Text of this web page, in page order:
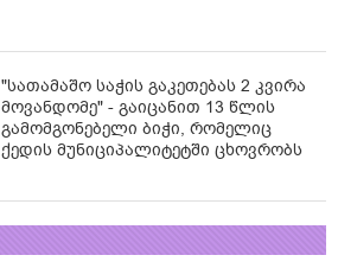
"სათამაშო საჭის გაკეთებას 2 კვირა
მოვანდომე" - გაიცანით 13 წლის
გამომგონებელი ბიჭი, რომელიც
ქედის მუნიციპალიტეტში ცხოვრობს